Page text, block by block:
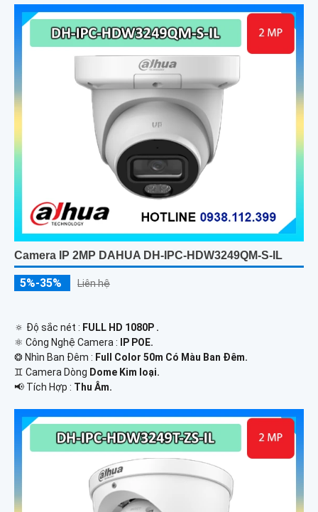
Camera IP 2MP DAHUA DH-IPC-HDW3249QM-S-IL
5%-35% Liên hệ
🔅 Độ sắc nét : FULL HD 1080P .
⚛️ Công Nghệ Camera :
IP POE.
❂ Nhìn Ban Đêm : Full Color 50m Có Màu Ban Ðêm.
♊ Camera Dòng Dome Kim loại.
️📢 Tích Hợp : Thu Âm.